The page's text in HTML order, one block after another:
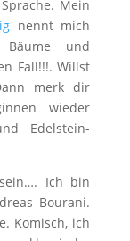
Mein
nennt mich
und
Fall!!!. Willst
merk dir
wieder
Edelstein-
Ich bin
Bourani.
Komisch, ich